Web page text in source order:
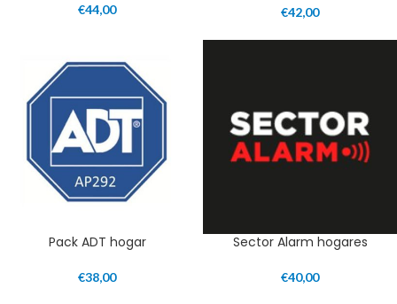
€44,00 €42,00
Pack ADT hogar
€38,00
Sector Alarm hogares
€40,00